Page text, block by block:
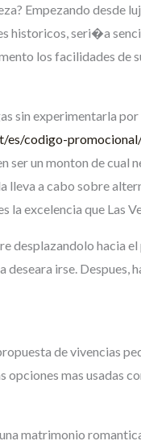
Empezando desde
historicos, seri�a
los facilidades de
sin experimentarla
es/codigo-
ser un monton de cual
lleva a cabo sobre
la excelencia que Las
desplazandolo hacia
irse. Despues,
de vivencias
mas usadas
matrimonio